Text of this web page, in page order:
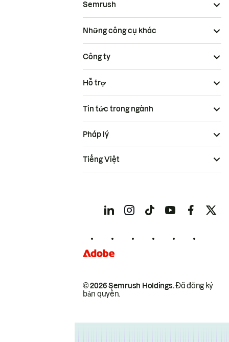
Semrush
Những công cụ khác
Công ty
Hỗ trợ
Tin tức trong ngành
© 2026 Semrush Holdings.Đã đăng ký
bản quyền.
Pháp lý
Tiếng Việt